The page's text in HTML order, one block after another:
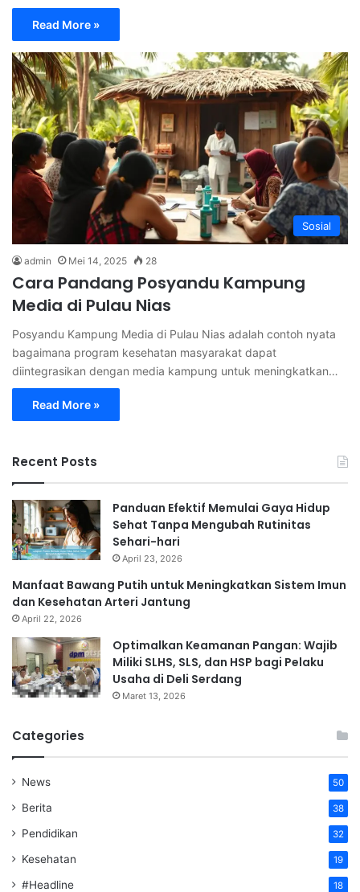
Read More »
Sosial
admin Mei 14, 2025 28
Cara Pandang Posyandu Kampung
Media di Pulau Nias
Posyandu Kampung Media di Pulau Nias adalah contoh nyata
bagaimana program kesehatan masyarakat dapat
diintegrasikan dengan media kampung untuk meningkatkan…
Read More »
Recent Posts
Panduan Efektif Memulai Gaya Hidup
Sehat Tanpa Mengubah Rutinitas
Sehari-hari
April 23, 2026
Manfaat Bawang Putih untuk Meningkatkan Sistem Imun
dan Kesehatan Arteri Jantung
April 22, 2026
Optimalkan Keamanan Pangan: Wajib
Miliki SLHS, SLS, dan HSP bagi Pelaku
Usaha di Deli Serdang
Maret 13, 2026
Categories
News 50
Berita 38
Pendidikan 32
Kesehatan 19
#Headline 18